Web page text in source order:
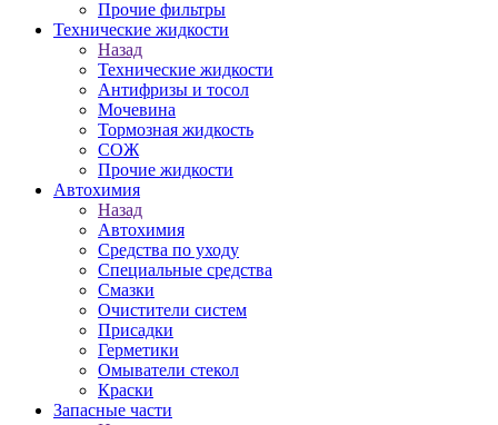
Прочие фильтры
Технические жидкости
Назад
Технические жидкости
Антифризы и тосол
Мочевина
Тормозная жидкость
СОЖ
Прочие жидкости
Автохимия
Назад
Автохимия
Средства по уходу
Специальные средства
Смазки
Очистители систем
Присадки
Герметики
Омыватели стекол
Краски
Запасные части